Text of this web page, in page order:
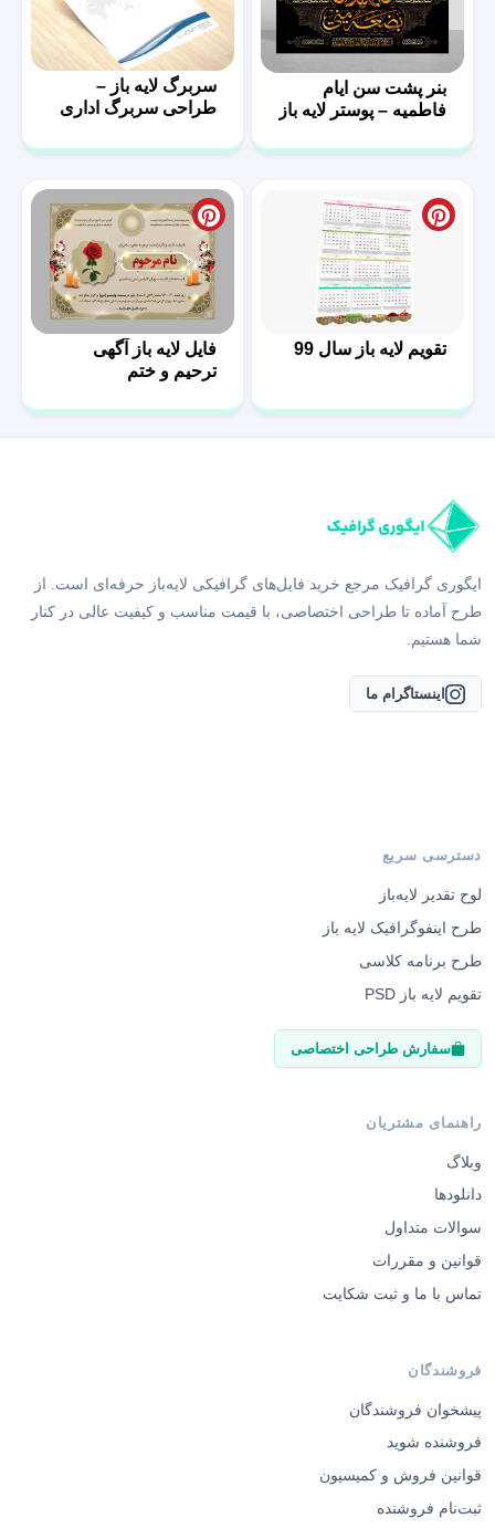
بنر پشت سن ایام
فاطمیه – پوستر لایه باز
سربرگ لایه باز –
طراحی سربرگ اداری
تقویم لایه باز سال 99
فایل لایه باز آگهی
ترحیم و ختم
ایگوری گرافیک مرجع خرید فایل‌های گرافیکی لایه‌باز حرفه‌ای است. از
طرح آماده تا طراحی اختصاصی، با قیمت مناسب و کیفیت عالی در کنار
شما هستیم.
اینستاگرام ما
دسترسی سریع
لوح تقدیر لایه‌باز
طرح اینفوگرافیک لایه باز
طرح برنامه کلاسی
تقویم لایه باز PSD
سفارش طراحی اختصاصی
راهنمای مشتریان
وبلاگ
دانلودها
سوالات متداول
قوانین و مقررات
تماس با ما و ثبت شکایت
فروشندگان
پیشخوان فروشندگان
فروشنده شوید
قوانین فروش و کمیسیون
ثبت‌نام فروشنده